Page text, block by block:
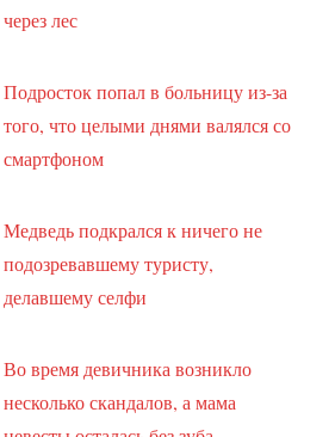
через лес
Подросток попал в больницу из-за
того, что целыми днями валялся со
смартфоном
Медведь подкрался к ничего не
подозревавшему туристу,
делавшему селфи
Во время девичника возникло
несколько скандалов, а мама